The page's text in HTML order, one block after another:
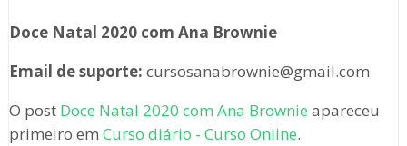
Doce Natal 2020 com Ana Brownie
Email de suporte: cursosanabrownie@gmail.com
O post Doce Natal 2020 com Ana Brownie apareceu
primeiro em Curso diário - Curso Online.